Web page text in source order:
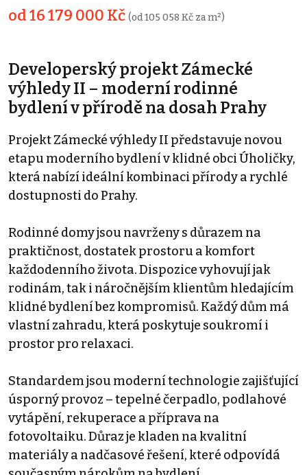
od 16 179 000 Kč (od 105 058 Kč za m²)
Developerský projekt Zámecké
výhledy II – moderní rodinné
bydlení v přírodě na dosah Prahy
Projekt Zámecké výhledy II představuje novou
etapu moderního bydlení v klidné obci Úholičky,
která nabízí ideální kombinaci přírody a rychlé
dostupnosti do Prahy.
Rodinné domy jsou navrženy s důrazem na
praktičnost, dostatek prostoru a komfort
každodenního života. Dispozice vyhovují jak
rodinám, tak i náročnějším klientům hledajícím
klidné bydlení bez kompromisů. Každý dům má
vlastní zahradu, která poskytuje soukromí i
prostor pro relaxaci.
Standardem jsou moderní technologie zajišťující
úsporný provoz – tepelné čerpadlo, podlahové
vytápění, rekuperace a příprava na
fotovoltaiku. Důraz je kladen na kvalitní
materiály a nadčasové řešení, které odpovídá